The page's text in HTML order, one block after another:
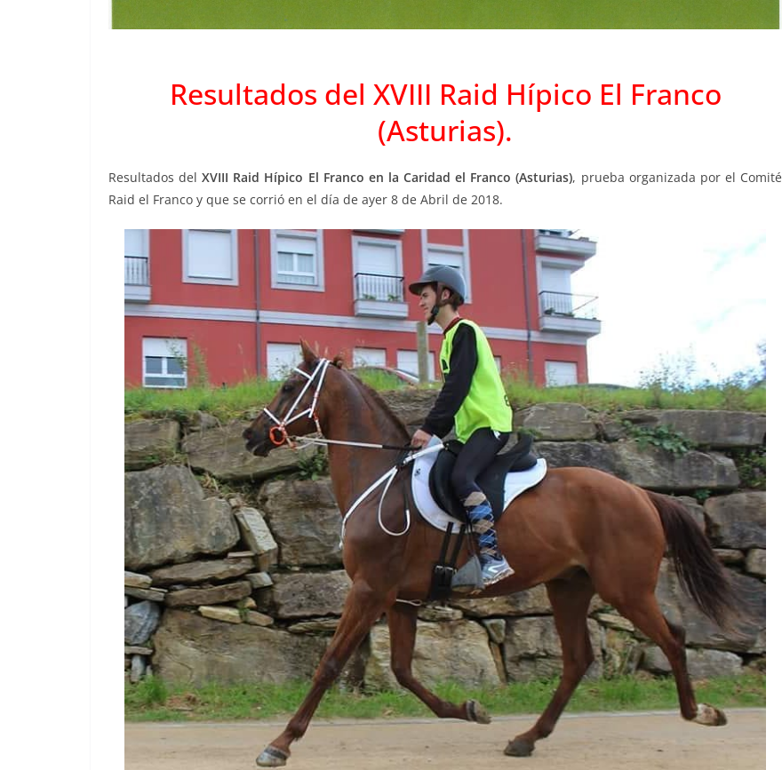
Resultados del XVIII Raid Hípico El Franco
(Asturias).
Resultados delXVIII Raid Hípico El Franco en la Caridad el Franco (Asturias), prueba organizada por el Comité
Raid el Franco y que se corrió en el día de ayer 8 de Abril de 2018.